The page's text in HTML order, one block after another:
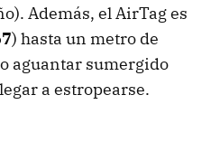
Además, el AirTag es
) hasta un metro de
aguantar sumergido
a estropearse.